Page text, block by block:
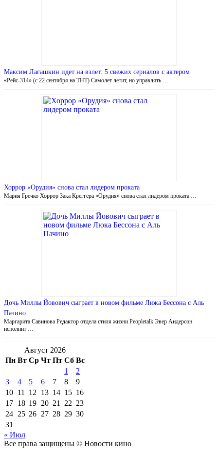
Максим Лагашкин идет на взлет: 5 свежих сериалов с актером
«Рейс-314» (с 22 сентября на ТНТ) Самолет летит, но управлять …
Хоррор «Орудия» снова стал лидером проката
Мария Гречко Хоррор Зака Креггера «Орудия» снова стал лидером проката …
Дочь Миллы Йовович сыграет в новом фильме Люка Бессона с Аль
Пачино
Маргарита Савинова Редактор отдела стиля жизни Peopletalk Эвер Андерсон
исполнит …
Август 2026
Пн Вт Ср Чт Пт Сб Вс
1
2
3
4 5 6 7 8
9
10 11 12 13 14 15 16
17 18 19 20 21 22 23
24 25 26 27 28 29 30
31
« Июл
Все права защищены © Новости кино